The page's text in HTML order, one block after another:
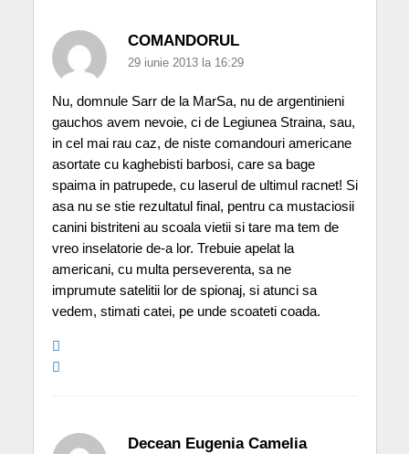
COMANDORUL
29 iunie 2013 la 16:29
Nu, domnule Sarr de la MarSa, nu de argentinieni
gauchos avem nevoie, ci de Legiunea Straina, sau,
in cel mai rau caz, de niste comandouri americane
asortate cu kaghebisti barbosi, care sa bage
spaima in patrupede, cu laserul de ultimul racnet! Si
asa nu se stie rezultatul final, pentru ca mustaciosii
canini bistriteni au scoala vietii si tare ma tem de
vreo inselatorie de-a lor. Trebuie apelat la
americani, cu multa perseverenta, sa ne
imprumute satelitii lor de spionaj, si atunci sa
vedem, stimati catei, pe unde scoateti coada.
Decean Eugenia Camelia